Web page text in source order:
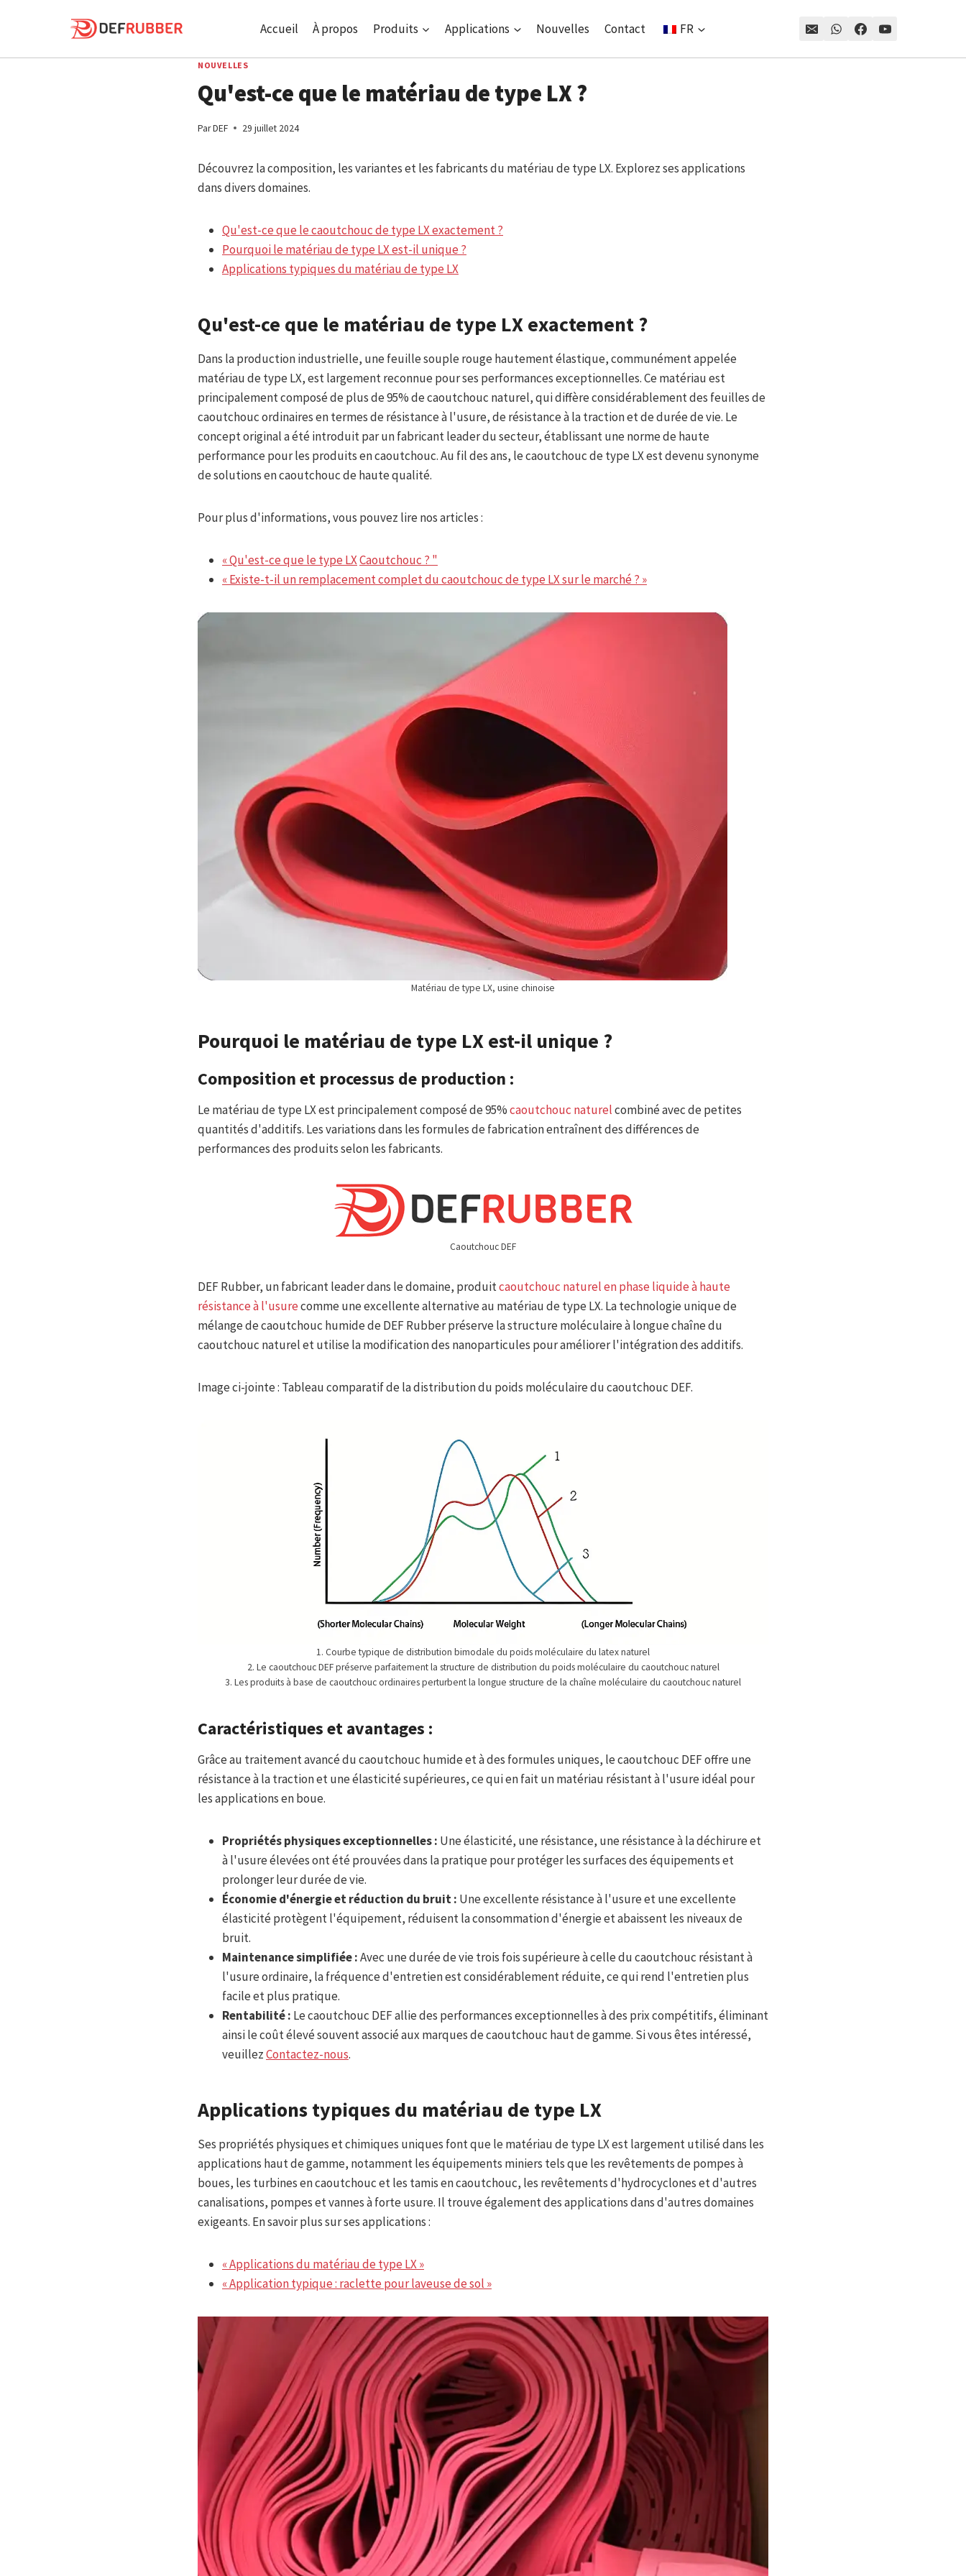
Accueil À propos Produits Applications Nouvelles Contact FR
NOUVELLES
Qu'est-ce que le matériau de type LX ?
ParDEF 29 juillet 2024
Découvrez la composition, les variantes et les fabricants du matériau de type LX. Explorez ses applications
dans divers domaines.
Qu'est-ce que le caoutchouc de type LX exactement ?
Pourquoi le matériau de type LX est-il unique ?
Applications typiques du matériau de type LX
Qu'est-ce que le matériau de type LX exactement ?
Dans la production industrielle, une feuille souple rouge hautement élastique, communément appelée
matériau de type LX, est largement reconnue pour ses performances exceptionnelles. Ce matériau est
principalement composé de plus de 95% de caoutchouc naturel, qui diffère considérablement des feuilles de
caoutchouc ordinaires en termes de résistance à l'usure, de résistance à la traction et de durée de vie. Le
concept original a été introduit par un fabricant leader du secteur, établissant une norme de haute
performance pour les produits en caoutchouc. Au fil des ans, le caoutchouc de type LX est devenu synonyme
de solutions en caoutchouc de haute qualité.
Pour plus d'informations, vous pouvez lire nos articles :
« Qu'est-ce que le type LXCaoutchouc ? "
« Existe-t-il un remplacement complet du caoutchouc de type LX sur le marché ? »
Matériau de type LX, usine chinoise
Pourquoi le matériau de type LX est-il unique ?
Composition et processus de production :
Le matériau de type LX est principalement composé de 95%caoutchouc naturelcombiné avec de petites
quantités d'additifs. Les variations dans les formules de fabrication entraînent des différences de
performances des produits selon les fabricants.
Caoutchouc DEF
DEF Rubber, un fabricant leader dans le domaine, produitcaoutchouc naturel en phase liquide à haute
résistance à l'usurecomme une excellente alternative au matériau de type LX. La technologie unique de
mélange de caoutchouc humide de DEF Rubber préserve la structure moléculaire à longue chaîne du
caoutchouc naturel et utilise la modification des nanoparticules pour améliorer l'intégration des additifs.
Image ci-jointe : Tableau comparatif de la distribution du poids moléculaire du caoutchouc DEF.
1. Courbe typique de distribution bimodale du poids moléculaire du latex naturel
2. Le caoutchouc DEF préserve parfaitement la structure de distribution du poids moléculaire du caoutchouc naturel
3. Les produits à base de caoutchouc ordinaires perturbent la longue structure de la chaîne moléculaire du caoutchouc naturel
Caractéristiques et avantages :
Grâce au traitement avancé du caoutchouc humide et à des formules uniques, le caoutchouc DEF offre une
résistance à la traction et une élasticité supérieures, ce qui en fait un matériau résistant à l'usure idéal pour
les applications en boue.
Propriétés physiques exceptionnelles : Une élasticité, une résistance, une résistance à la déchirure et
à l'usure élevées ont été prouvées dans la pratique pour protéger les surfaces des équipements et
prolonger leur durée de vie.
Économie d'énergie et réduction du bruit : Une excellente résistance à l'usure et une excellente
élasticité protègent l'équipement, réduisent la consommation d'énergie et abaissent les niveaux de
bruit.
Maintenance simplifiée :Avec une durée de vie trois fois supérieure à celle du caoutchouc résistant à
l'usure ordinaire, la fréquence d'entretien est considérablement réduite, ce qui rend l'entretien plus
facile et plus pratique.
Rentabilité : Le caoutchouc DEF allie des performances exceptionnelles à des prix compétitifs, éliminant
ainsi le coût élevé souvent associé aux marques de caoutchouc haut de gamme. Si vous êtes intéressé,
veuillezContactez-nous.
Applications typiques du matériau de type LX
Ses propriétés physiques et chimiques uniques font que le matériau de type LX est largement utilisé dans les
applications haut de gamme, notamment les équipements miniers tels que les revêtements de pompes à
boues, les turbines en caoutchouc et les tamis en caoutchouc, les revêtements d'hydrocyclones et d'autres
canalisations, pompes et vannes à forte usure. Il trouve également des applications dans d'autres domaines
exigeants. En savoir plus sur ses applications :
« Applications du matériau de type LX »
« Application typique : raclette pour laveuse de sol »